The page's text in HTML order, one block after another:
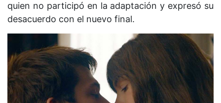
quien no participó en la adaptación y expresó su
desacuerdo con el nuevo final.